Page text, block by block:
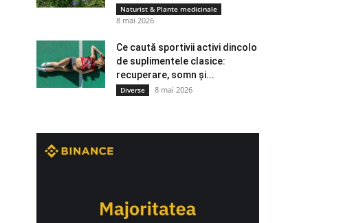
Naturist & Plante medicinale
8 mai 2026
Ce caută sportivii activi dincolo
de suplimentele clasice:
recuperare, somn și...
Diverse 8 mai 2026